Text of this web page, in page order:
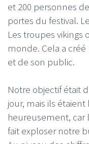
et 200 personnes
portes du festival.
Les troupes
monde. Cela a
et de son public.
Notre objectif était
jour, mais ils
heureusement, car
fait exploser notre